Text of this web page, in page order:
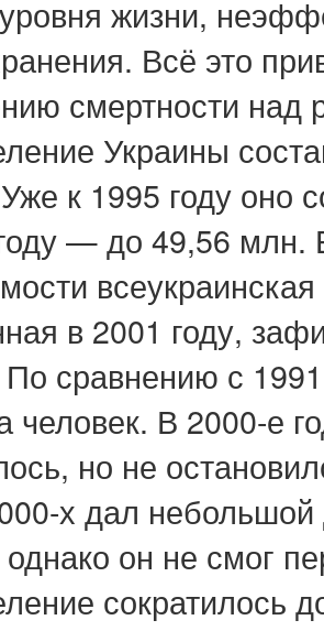
жизни,
Всё это
смертности над
Украины
к 1995 году оно
— до 49,56 млн.
в 2001 году,
сравнению с
человек. В 2000-е
но не
х дал
он не смог
сократилось